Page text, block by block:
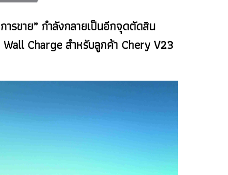
ารขาย” กำลังกลายเป็นอีกจุดตัดสิน
Charge สำหรับลูกค้า Chery V23